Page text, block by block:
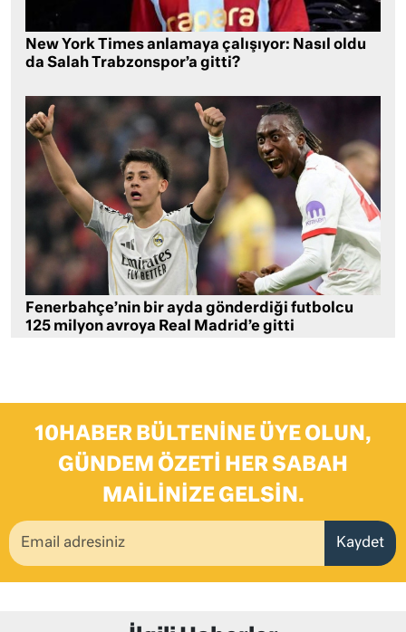
New York Times anlamaya çalışıyor: Nasıl oldu
da Salah Trabzonspor’a gitti?
Fenerbahçe’nin bir ayda gönderdiği futbolcu
125 milyon avroya Real Madrid’e gitti
10HABER BÜLTENINE ÜYE OLUN,
GÜNDEM ÖZETI HER SABAH
MAILINIZE GELSIN.
Kaydet